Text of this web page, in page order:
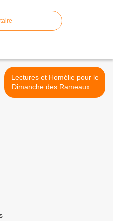
Lectures et Homélie pour le
Dimanche des Rameaux et
de la Passion du Seigneur